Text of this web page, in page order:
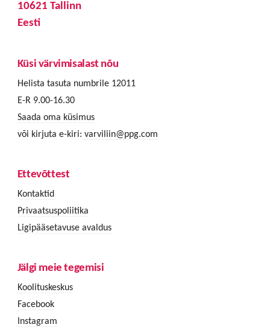
10621 Tallinn
Eesti
Küsi värvimisalast nõu
Helista tasuta numbrile 12011
E-R 9.00-16.30
Saada oma küsimus
või kirjuta e-kiri: varviliin@ppg.com
Ettevõttest
Kontaktid
Privaatsuspoliitika
Ligipääsetavuse avaldus
Jälgi meie tegemisi
Koolituskeskus
Facebook
Instagram